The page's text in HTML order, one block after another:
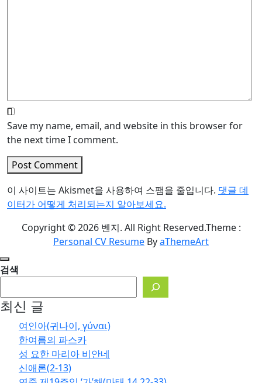
Save my name, email, and website in this browser for
the next time I comment.
Post Comment
이 사이트는 Akismet을 사용하여 스팸을 줄입니다. 댓글 데
이터가 어떻게 처리되는지 알아보세요.
Copyright © 2026 벤지. All Right Reserved.Theme :
Personal CV Resume ByaThemeArt
검색
최신 글
여인아(귀나이, γύναι)
한여름의 파스카
성 요한 마리아 비안네
신애론(2-13)